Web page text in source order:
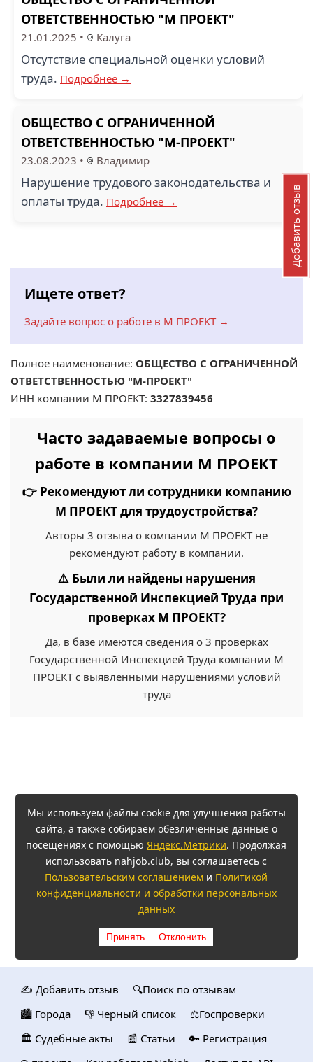
ОТВЕТСТВЕННОСТЬЮ "М ПРОЕКТ"
21.01.2025 • Калуга
Отсутствие специальной оценки условий
труда. Подробнее →
ОБЩЕСТВО С ОГРАНИЧЕННОЙ
ОТВЕТСТВЕННОСТЬЮ "М-ПРОЕКТ"
23.08.2023 • Владимир
Нарушение трудового законодательства и
оплаты труда. Подробнее →
Ищете ответ?
Задайте вопрос о работе в М ПРОЕКТ →
Полное наименование: ОБЩЕСТВО С ОГРАНИЧЕННОЙ
ОТВЕТСТВЕННОСТЬЮ "М-ПРОЕКТ"
ИНН компании М ПРОЕКТ: 3327839456
Часто задаваемые вопросы о
работе в компании М ПРОЕКТ
👉 Рекомендуют ли сотрудники компанию
М ПРОЕКТ для трудоустройства?
Авторы 3 отзыва о компании М ПРОЕКТ не
рекомендуют работу в компании.
⚠️ Были ли найдены нарушения
Государственной Инспекцией Труда при
проверках М ПРОЕКТ?
Да, в базе имеются сведения о 3 проверках
Государственной Инспекцией Труда компании М
ПРОЕКТ с выявленными нарушениями условий
труда
Мы используем файлы cookie для улучшения работы
сайта, а также собираем обезличенные данные о
посещениях с помощьюЯндекс.Метрики. Продолжая
использовать nahjob.club, вы соглашаетесь с
Пользовательским соглашением и Политикой
конфиденциальности и обработки персональных
данных
Принять Отклонить
✍️ Добавить отзыв
🔍Поиск по отзывам
🏙️ Городa
👎 Черный список
⚖️Госпроверки
🏛️ Судебные акты
📰 Статьи
🔑 Регистрация
Добавить отзыв